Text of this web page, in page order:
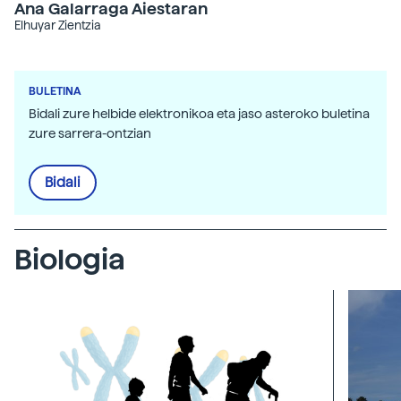
Ana Galarraga Aiestaran
Elhuyar Zientzia
BULETINA
Bidali zure helbide elektronikoa eta jaso asteroko buletina
zure sarrera-ontzian
Bidali
Biologia